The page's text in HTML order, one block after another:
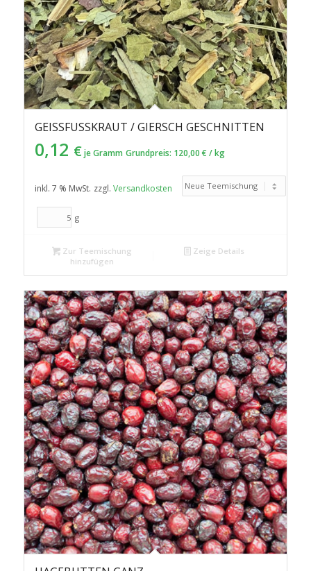
GEISSFUSSKRAUT / GIERSCH GESCHNITTEN
0,12 € je Gramm Grundpreis: 120,00 € /kg
inkl. 7 % MwSt. zzgl. Versandkosten
g
Zur Teemischung
hinzufügen
Zeige Details